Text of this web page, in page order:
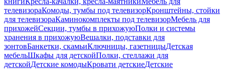
телевизораКомоды, тумбы под телевизорКронштейны, стойки
для телевизораКаминокомплекты под телевизорМебель для
прихожейСекции, тумбы в прихожуюПолки и системы
хранения в прихожуюВешалки, подставки для
зонтовБанкетки, скамьиКлючницы, газетницыДетская
мебельШкафы для детскойПолки, стеллажи для
детскойДетские комодыКровати детскиеДетские